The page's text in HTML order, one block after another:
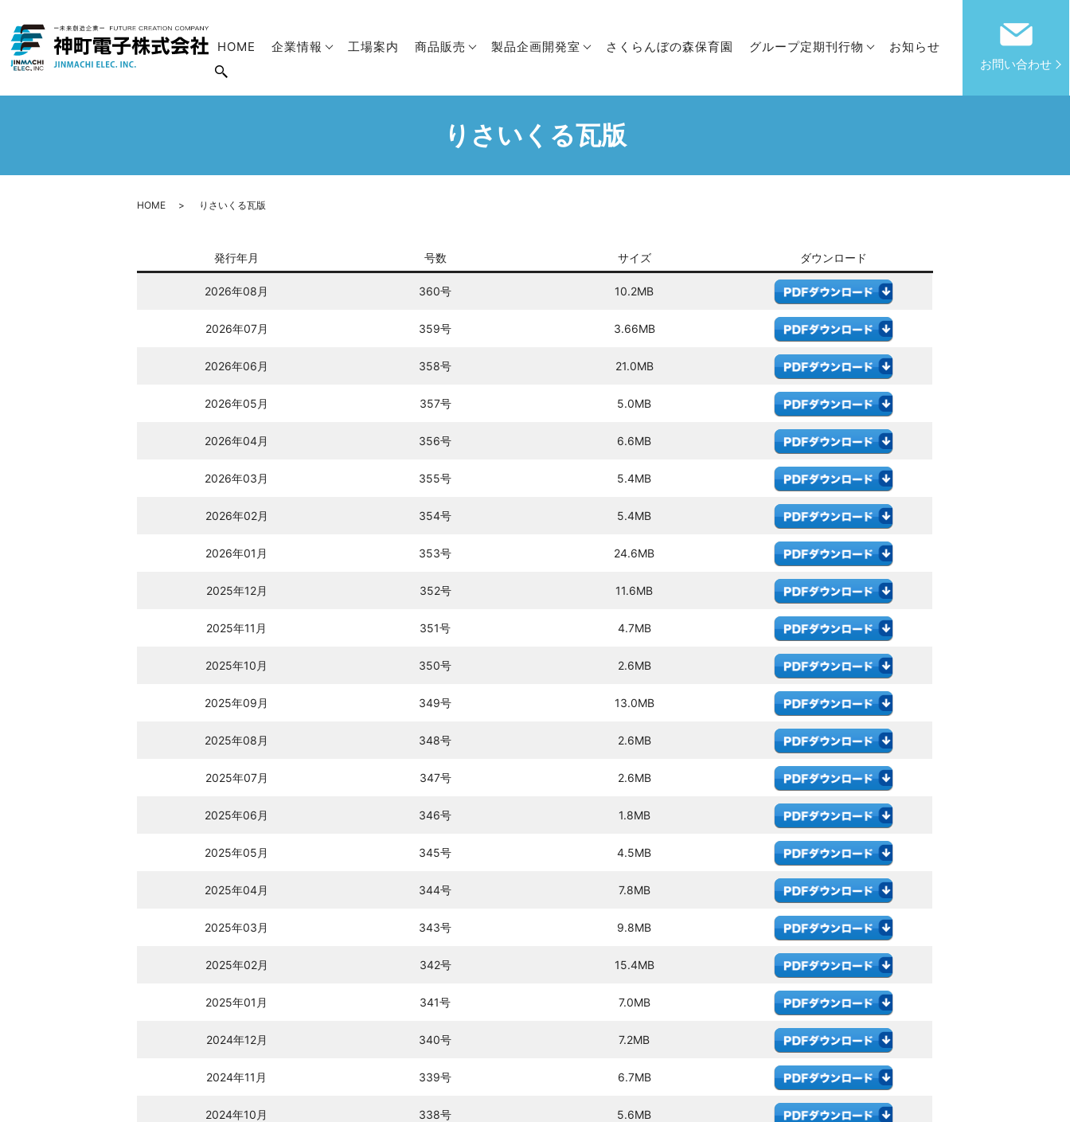
HOME 企業情報 工場案内 商品販売 製品企画開発室 さくらんぼの森保育園 グループ定期刊行物
お知らせ
お問い合わせ
りさいくる瓦版
HOME りさいくる瓦版
発行年月 号数 サイズ ダウンロード
2026年08月 360号 10.2MB
2026年07月 359号 3.66MB
2026年06月 358号 21.0MB
2026年05月 357号 5.0MB
2026年04月 356号 6.6MB
2026年03月 355号 5.4MB
2026年02月 354号 5.4MB
2026年01月 353号 24.6MB
2025年12月 352号 11.6MB
2025年11月 351号 4.7MB
2025年10月 350号 2.6MB
2025年09月 349号 13.0MB
2025年08月 348号 2.6MB
2025年07月 347号 2.6MB
2025年06月 346号 1.8MB
2025年05月 345号 4.5MB
2025年04月 344号 7.8MB
2025年03月 343号 9.8MB
2025年02月 342号 15.4MB
2025年01月 341号 7.0MB
2024年12月 340号 7.2MB
2024年11月 339号 6.7MB
2024年10月 338号 5.6MB